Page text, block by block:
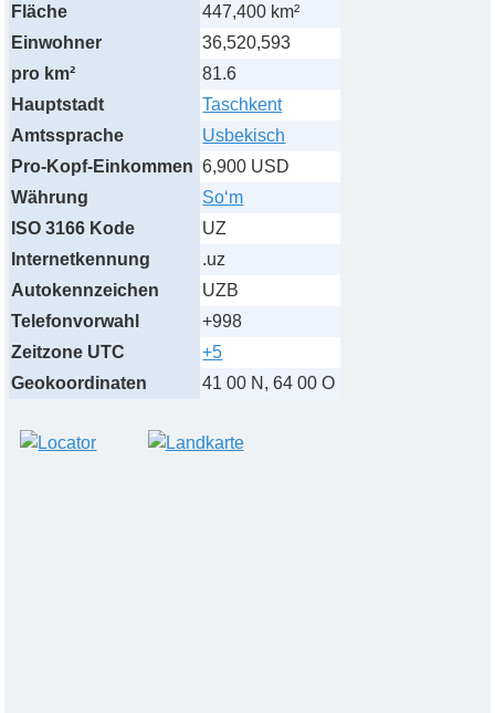
Fläche
447,400 km²
Einwohner
36,520,593
pro km²
81.6
Hauptstadt
Taschkent
Amtssprache
Usbekisch
Pro-Kopf-Einkommen 6,900 USD
Währung
Soʻm
ISO 3166 Kode
UZ
Internetkennung
.uz
Autokennzeichen
UZB
Telefonvorwahl
+998
Zeitzone UTC
+5
Geokoordinaten
41 00 N, 64 00 O